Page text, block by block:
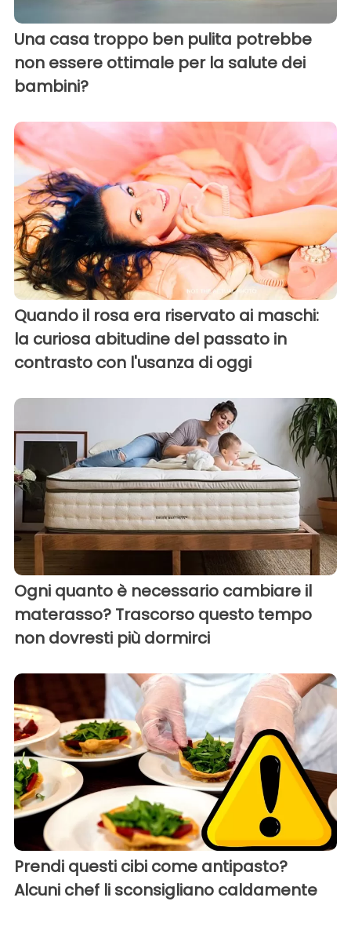
Una casa troppo ben pulita potrebbe
non essere ottimale per la salute dei
bambini?
Quando il rosa era riservato ai maschi:
la curiosa abitudine del passato in
contrasto con l'usanza di oggi
Ogni quanto è necessario cambiare il
materasso? Trascorso questo tempo
non dovresti più dormirci
Prendi questi cibi come antipasto?
Alcuni chef li sconsigliano caldamente